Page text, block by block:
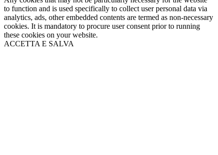
to function and is used specifically to collect user personal data via
analytics, ads, other embedded contents are termed as non-necessary
cookies. It is mandatory to procure user consent prior to running
these cookies on your website.
ACCETTA E SALVA